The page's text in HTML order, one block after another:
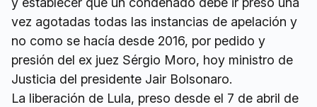
vez agotadas todas las instancias de apelación y
no como se hacía desde 2016, por pedido y
presión del ex juez Sérgio Moro, hoy ministro de
Justicia del presidente Jair Bolsonaro.
La liberación de Lula, preso desde el 7 de abril de